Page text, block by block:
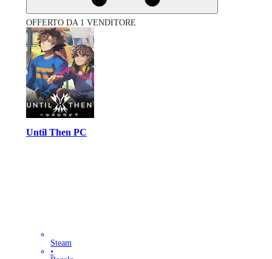
OFFERTO DA 1 VENDITORE
Until Then PC
Steam
•